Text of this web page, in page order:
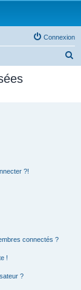
Connexion
?!
connectés ?
!
?